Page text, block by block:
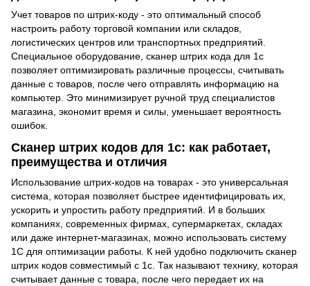
Учет товаров по штрих-коду - это оптимальный способ
настроить работу торговой компании или складов,
логистических центров или транспортных предприятий.
Специальное оборудование, сканер штрих кода для 1с
позволяет оптимизировать различные процессы, считывать
данные с товаров, после чего отправлять информацию на
компьютер. Это минимизирует ручной труд специалистов
магазина, экономит время и силы, уменьшает вероятность
ошибок.
Сканер штрих кодов для 1с: как работает,
преимущества и отличия
Использование штрих-кодов на товарах - это универсальная
система, которая позволяет быстрее идентифицировать их,
ускорить и упростить работу предприятий. И в больших
компаниях, современных фирмах, супермаркетах, складах
или даже интернет-магазинах, можно использовать систему
1С для оптимизации работы. К ней удобно подключить сканер
штрих кодов совместимый с 1с. Так называют технику, которая
считывает данные с товара, после чего передает их на